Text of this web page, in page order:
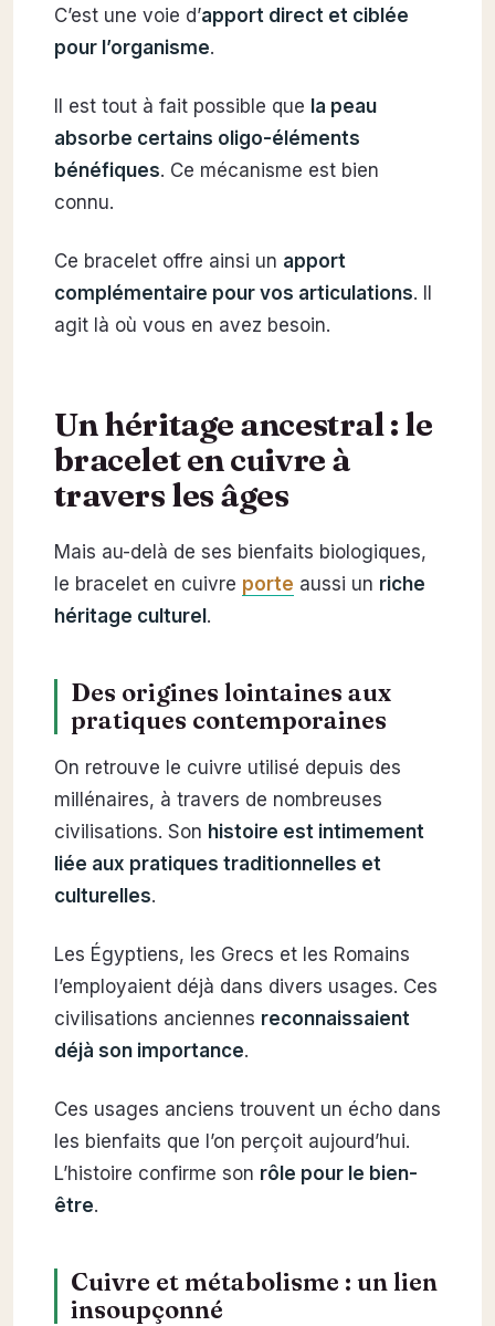
C’est une voie d’apport direct et ciblée
pour l’organisme.
Il est tout à fait possible que la peau
absorbe certains oligo-éléments
bénéfiques. Ce mécanisme est bien
connu.
Ce bracelet offre ainsi un apport
complémentaire pour vos articulations. Il
agit là où vous en avez besoin.
Un héritage ancestral : le
bracelet en cuivre à
travers les âges
Mais au-delà de ses bienfaits biologiques,
le bracelet en cuivre porte aussi un riche
héritage culturel.
Des origines lointaines aux
pratiques contemporaines
On retrouve le cuivre utilisé depuis des
millénaires, à travers de nombreuses
civilisations. Son histoire est intimement
liée aux pratiques traditionnelles et
culturelles.
Les Égyptiens, les Grecs et les Romains
l’employaient déjà dans divers usages. Ces
civilisations anciennes reconnaissaient
déjà son importance.
Ces usages anciens trouvent un écho dans
les bienfaits que l’on perçoit aujourd’hui.
L’histoire confirme son rôle pour le bien-
être.
Cuivre et métabolisme : un lien
insoupçonné